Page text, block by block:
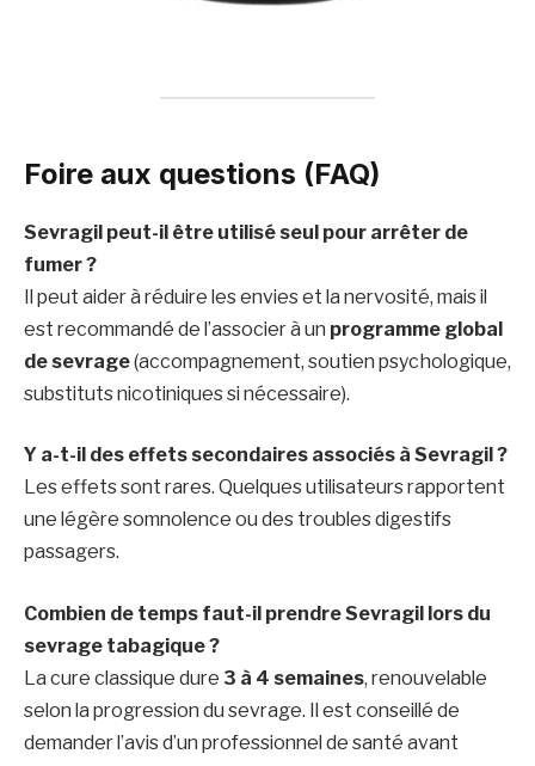
Foire aux questions (FAQ)
Sevragil peut-il être utilisé seul pour arrêter de
fumer ?
Il peut aider à réduire les envies et la nervosité, mais il
est recommandé de l’associer à un programme global
de sevrage(accompagnement, soutien psychologique,
substituts nicotiniques si nécessaire).
Y a-t-il des effets secondaires associés à Sevragil ?
Les effets sont rares. Quelques utilisateurs rapportent
une légère somnolence ou des troubles digestifs
passagers.
Combien de temps faut-il prendre Sevragil lors du
sevrage tabagique ?
La cure classique dure 3 à 4 semaines, renouvelable
selon la progression du sevrage. Il est conseillé de
demander l’avis d’un professionnel de santé avant